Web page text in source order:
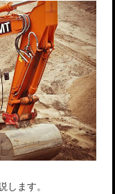
ます。